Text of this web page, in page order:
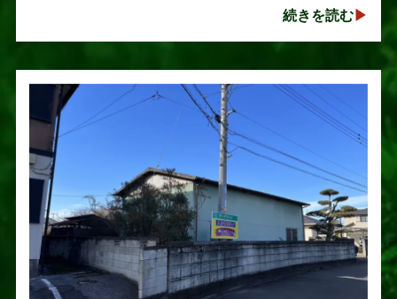
続きを読む